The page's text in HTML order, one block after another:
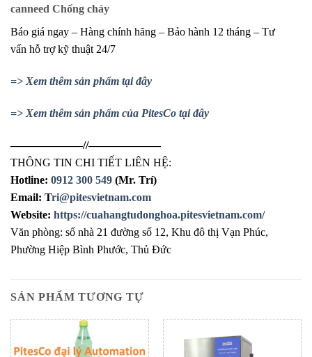
canneed Chống cháy
Báo giá ngay – Hàng chính hãng – Bảo hành 12 tháng – Tư
vấn hỗ trợ kỹ thuật 24/7
=> Xem thêm sản phẩm tại đây
=> Xem thêm sản phẩm của PitesCo tại đây
——————–//——————–
THÔNG TIN CHI TIẾT LIÊN HỆ:
Hotline: 0912 300 549 (Mr. Trí)
Email: Tri@pitesvietnam.com
Website: https://cuahangtudonghoa.pitesvietnam.com/
Văn phòng: số nhà 21 đường số 12, Khu đô thị Vạn Phúc,
Phường Hiệp Bình Phước, Thủ Đức
SẢN PHẨM TƯƠNG TỰ